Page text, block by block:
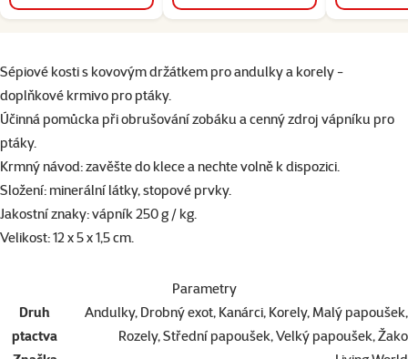
superzoo.product.detail.content
Sépiové kosti s kovovým držátkem pro andulky a korely -
doplňkové krmivo pro ptáky.
Účinná pomůcka při obrušování zobáku a cenný zdroj vápníku pro
ptáky.
Krmný návod: zavěšte do klece a nechte volně k dispozici.
Složení: minerální látky, stopové prvky.
Jakostní znaky: vápník 250 g / kg.
Velikost: 12 x 5 x 1,5 cm.
Parametry
Druh
ptactva
Andulky, Drobný exot, Kanárci, Korely, Malý papoušek,
Rozely, Střední papoušek, Velký papoušek, Žako